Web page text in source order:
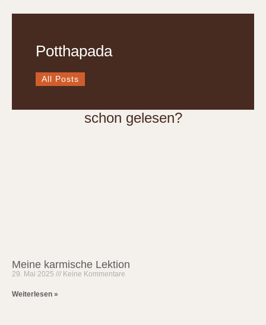
Potthapada
All Posts
schon gelesen?
Meine karmische Lektion
29. Mai 2025 Keine Kommentare
Weiterlesen »